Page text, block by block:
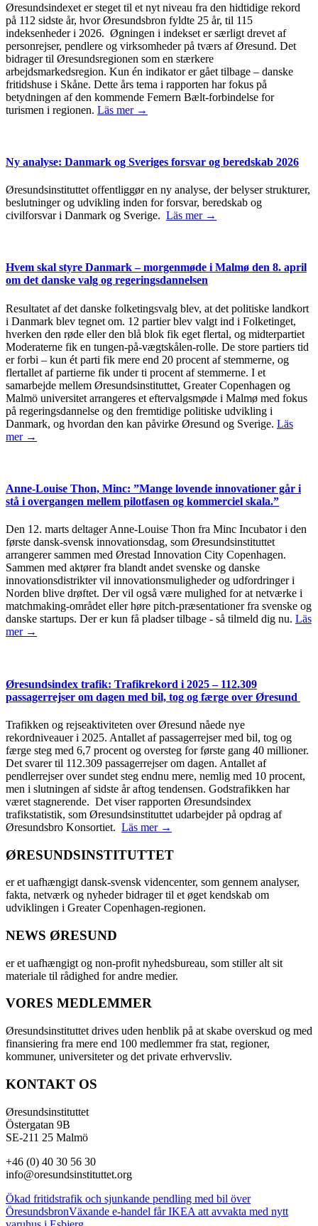
Øresundsindexet er steget til et nyt niveau fra den hidtidige rekord
på 112 sidste år, hvor Øresundsbron fyldte 25 år, til 115
indeksenheder i 2026. Øgningen i indekset er særligt drevet af
personrejser, pendlere og virksomheder på tværs af Øresund. Det
bidrager til Øresundsregionen som en stærkere
arbejdsmarkedsregion. Kun én indikator er gået tilbage – danske
fritidshuse i Skåne. Dette års tema i rapporten har fokus på
betydningen af den kommende Femern Bælt-forbindelse for
turismen i regionen. Läs mer →
Ny analyse: Danmark og Sveriges forsvar og beredskab 2026
Øresundsinstituttet offentliggør en ny analyse, der belyser strukturer,
beslutninger og udvikling inden for forsvar, beredskab og
civilforsvar i Danmark og Sverige. Läs mer →
Hvem skal styre Danmark – morgenmøde i Malmø den 8. april
om det danske valg og regeringsdannelsen
Resultatet af det danske folketingsvalg blev, at det politiske landkort
i Danmark blev tegnet om. 12 partier blev valgt ind i Folketinget,
hverken den røde eller den blå blok fik eget flertal, og midterpartiet
Moderaterne fik en tungen-på-vægtskålen-rolle. De store partiers tid
er forbi – kun ét parti fik mere end 20 procent af stemmerne, og
flertallet af partierne fik under ti procent af stemmerne. I et
samarbejde mellem Øresundsinstituttet, Greater Copenhagen og
Malmö universitet arrangeres et eftervalgsmøde i Malmø med fokus
på regeringsdannelse og den fremtidige politiske udvikling i
Danmark, og hvordan den kan påvirke Øresund og Sverige. Läs
mer →
Anne-Louise Thon, Minc: ”Mange lovende innovationer går i
stå i overgangen mellem pilotfasen og kommerciel skala.”
Den 12. marts deltager Anne-Louise Thon fra Minc Incubator i den
første dansk-svensk innovationsdag, som Øresundsinstituttet
arrangerer sammen med Ørestad Innovation City Copenhagen.
Sammen med aktører fra blandt andet svenske og danske
innovationsdistrikter vil innovationsmuligheder og udfordringer i
Norden blive drøftet. Der vil også være mulighed for at netværke i
matchmaking-området eller høre pitch-præsentationer fra svenske og
danske startups. Der er kun få pladser tilbage - så tilmeld dig nu. Läs
mer →
Øresundsindex trafik: Trafikrekord i 2025 – 112.309
passagerrejser om dagen med bil, tog og færge over Øresund
Trafikken og rejseaktiviteten over Øresund nåede nye
rekordniveauer i 2025. Antallet af passagerrejser med bil, tog og
færge steg med 6,7 procent og oversteg for første gang 40 millioner.
Det svarer til 112.309 passagerrejser om dagen. Antallet af
pendlerrejser over sundet steg endnu mere, nemlig med 10 procent,
men i slutningen af sidste år aftog tendensen. Godstrafikken har
været stagnerende. Det viser rapporten Øresundsindex
trafikstatistik, som Øresundsinstituttet udarbejder på opdrag af
Øresundsbro Konsortiet. Läs mer →
ØRESUNDSINSTITUTTET
er et uafhængigt dansk-svensk videncenter, som gennem analyser,
fakta, netværk og nyheder bidrager til et øget kendskab om
udviklingen i Greater Copenhagen-regionen.
NEWS ØRESUND
er et uafhængigt og non-profit nyhedsbureau, som stiller alt sit
materiale til rådighed for andre medier.
VORES MEDLEMMER
Øresundsinstituttet drives uden henblik på at skabe overskud og med
finansiering fra mere end 100 medlemmer fra stat, regioner,
kommuner, universiteter og det private erhvervsliv.
KONTAKT OS
Øresundsinstituttet
Östergatan 9B
SE-211 25 Malmö
+46 (0) 40 30 56 30
info@oresundsinstituttet.org
Ökad fritidstrafik och sjunkande pendling med bil över
ÖresundsbronVäxande e-handel får IKEA att avvakta med nytt